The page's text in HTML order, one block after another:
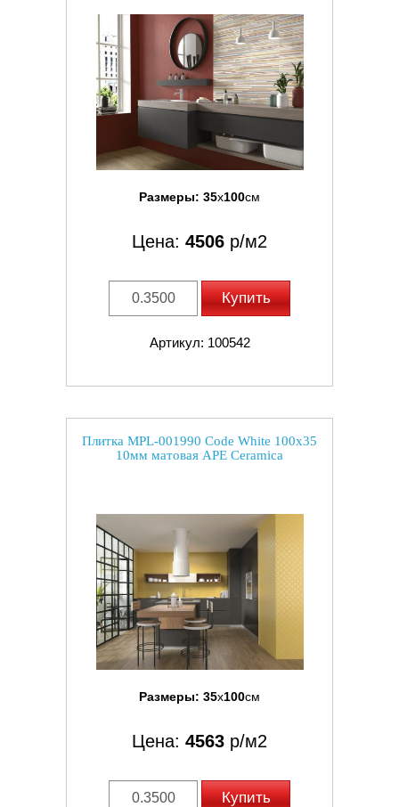
Размеры: 35x100см
Цена: 4506 р/м2
Купить
Артикул: 100542
Плитка MPL-001990 Code White 100x35
10мм матовая APE Ceramica
Размеры: 35x100см
Цена: 4563 р/м2
Купить